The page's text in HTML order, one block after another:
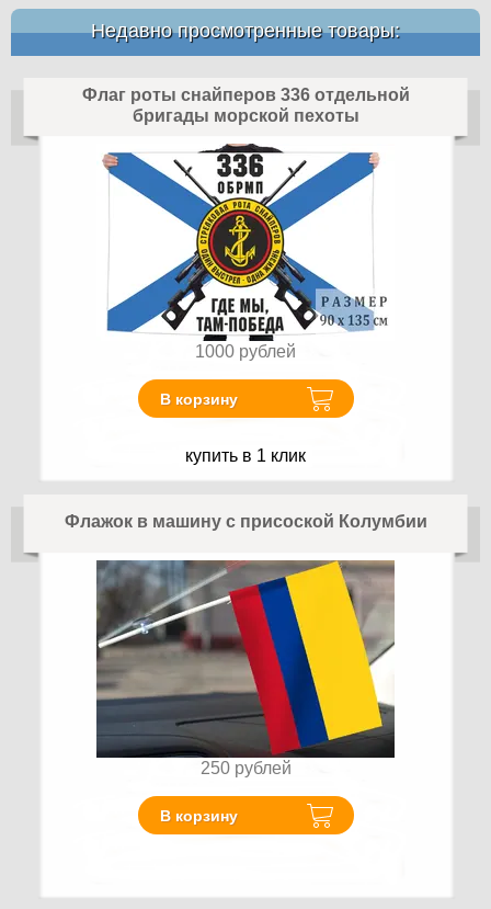
Недавно просмотренные товары:
Флаг роты снайперов 336 отдельной
бригады морской пехоты
1000 рублей
В корзину
купить в 1 клик
Флажок в машину с присоской Колумбии
250 рублей
В корзину